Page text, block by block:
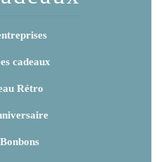
cadeaux
Rétro